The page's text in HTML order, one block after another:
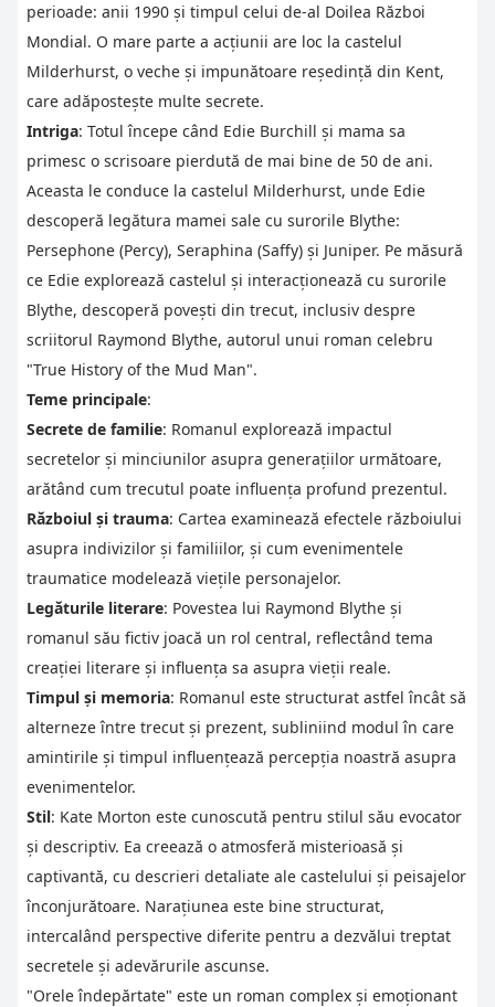
perioade: anii 1990 și timpul celui de-al Doilea Război
Mondial. O mare parte a acțiunii are loc la castelul
Milderhurst, o veche și impunătoare reședință din Kent,
care adăpostește multe secrete.
Intriga: Totul începe când Edie Burchill și mama sa
primesc o scrisoare pierdută de mai bine de 50 de ani.
Aceasta le conduce la castelul Milderhurst, unde Edie
descoperă legătura mamei sale cu surorile Blythe:
Persephone (Percy), Seraphina (Saffy) și Juniper. Pe măsură
ce Edie explorează castelul și interacționează cu surorile
Blythe, descoperă povești din trecut, inclusiv despre
scriitorul Raymond Blythe, autorul unui roman celebru
"True History of the Mud Man".
Teme principale:
Secrete de familie: Romanul explorează impactul
secretelor și minciunilor asupra generațiilor următoare,
arătând cum trecutul poate influența profund prezentul.
Războiul și trauma: Cartea examinează efectele războiului
asupra indivizilor și familiilor, și cum evenimentele
traumatice modelează viețile personajelor.
Legăturile literare: Povestea lui Raymond Blythe și
romanul său fictiv joacă un rol central, reflectând tema
creației literare și influența sa asupra vieții reale.
Timpul și memoria: Romanul este structurat astfel încât să
alterneze între trecut și prezent, subliniind modul în care
amintirile și timpul influențează percepția noastră asupra
evenimentelor.
Stil: Kate Morton este cunoscută pentru stilul său evocator
și descriptiv. Ea creează o atmosferă misterioasă și
captivantă, cu descrieri detaliate ale castelului și peisajelor
înconjurătoare. Narațiunea este bine structurat,
intercalând perspective diferite pentru a dezvălui treptat
secretele și adevărurile ascunse.
"Orele îndepărtate" este un roman complex și emoționant